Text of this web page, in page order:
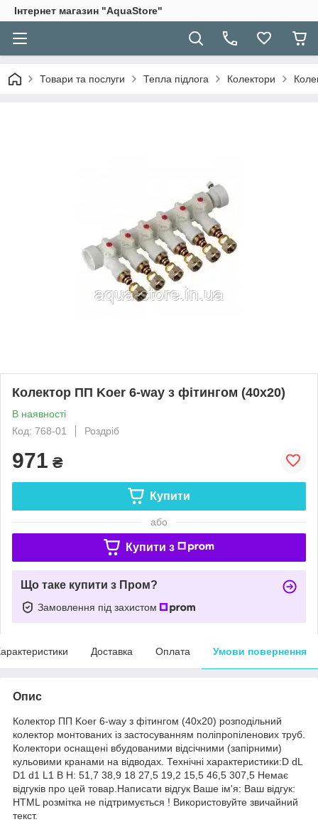
Інтернет магазин "AquaStore"
Товари та послуги Тепла підлога Колектори
Колектор ПП Koer 6-way з фітингом (40x20)
В наявності
Код: 768-01
Роздріб
971 ₴
Купити
або
Купити з
Що таке купити з Пром?
Замовлення під захистом
Доставка Оплата Умови повернення
Опис
Колектор ПП Koer 6-way з фітингом (40x20) розподільний
колектор монтованих із застосуванням поліпропіленових труб.
Колектори оснащені вбудованими відсічними (запірними)
кульовими кранами на відводах. Технічні характеристики:D dL
D1 d1 L1 B H: 51,7 38,9 18 27,5 19,2 15,5 46,5 307,5 Немає
відгуків про цей товар.Написати відгук Ваше ім'я: Ваш відгук:
HTML розмітка не підтримується ! Використовуйте звичайний
текст.